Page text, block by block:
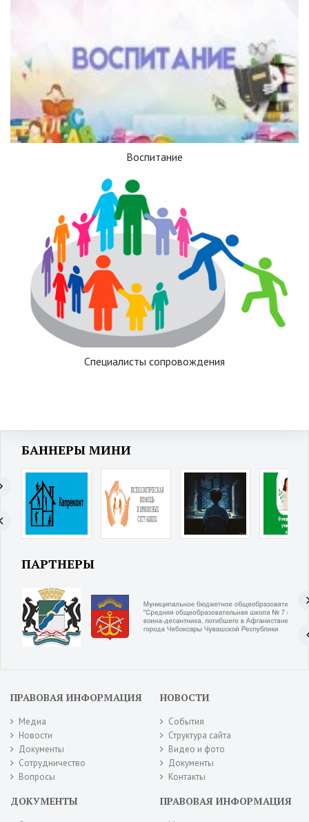
Воспитание
Специалисты сопровождения
БАННЕРЫ МИНИ
ПАРТНЕРЫ
ПРАВОВАЯ ИНФОРМАЦИЯ
Медиа
Новости
Документы
Сотрудничество
Вопросы
НОВОСТИ
События
Структура сайта
Видео и фото
Документы
Контакты
ДОКУМЕНТЫ ПРАВОВАЯ ИНФОРМАЦИЯ